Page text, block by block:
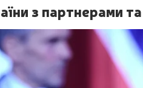
з партнерами та